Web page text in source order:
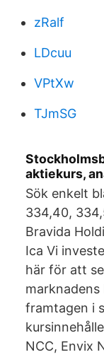
zRalf
LDcuu
VPtXw
TJmSG
aktiekurs,
Sök enkelt
334,40,
Bravida
Ica Vi
här för att
framtagen i
NCC, Envix